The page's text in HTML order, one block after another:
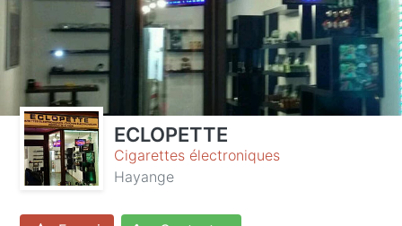
ECLOPETTE
Cigarettes électroniques
Hayange